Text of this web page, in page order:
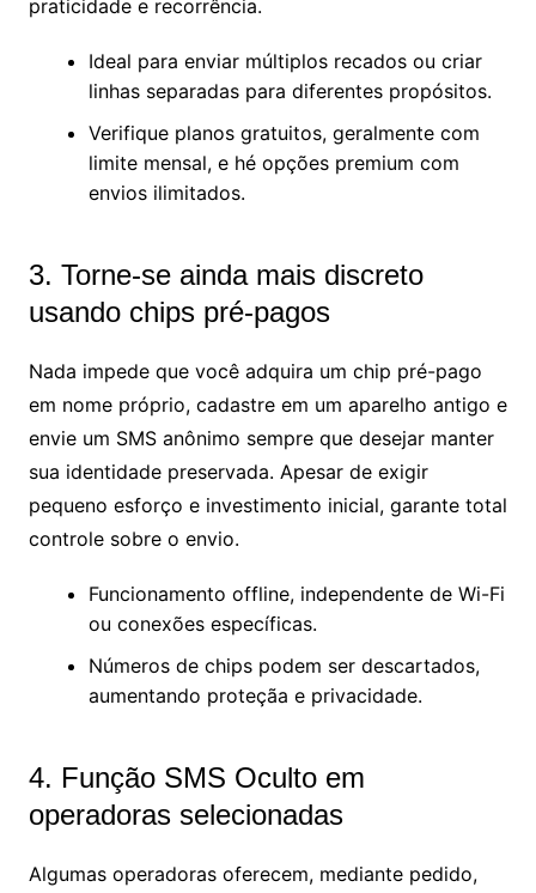
praticidade e recorrência.
Ideal para enviar múltiplos recados ou criar
linhas separadas para diferentes propósitos.
Verifique planos gratuitos, geralmente com
limite mensal, e hé opções premium com
envios ilimitados.
3. Torne-se ainda mais discreto
usando chips pré-pagos
Nada impede que você adquira um chip pré-pago
em nome próprio, cadastre em um aparelho antigo e
envie um SMS anônimo sempre que desejar manter
sua identidade preservada. Apesar de exigir
pequeno esforço e investimento inicial, garante total
controle sobre o envio.
Funcionamento offline, independente de Wi-Fi
ou conexões específicas.
Números de chips podem ser descartados,
aumentando proteçãa e privacidade.
4. Função SMS Oculto em
operadoras selecionadas
Algumas operadoras oferecem, mediante pedido,